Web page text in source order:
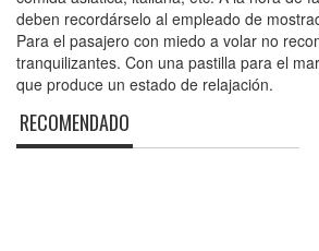
deben recordárselo al empleado de
Para el pasajero con miedo a volar no
tranquilizantes. Con una pastilla para el
que produce un estado de relajación.
RECOMENDADO